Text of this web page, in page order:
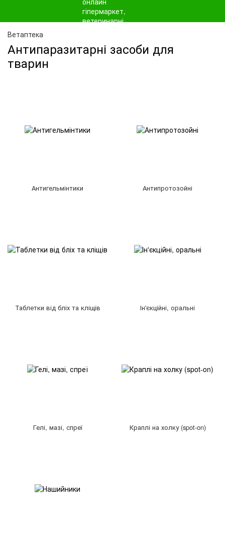
Ветаптека
Антипаразитарні засоби для
тварин
Антигельмінтики Антипротозойні
Таблетки від бліх та кліщів Ін'єкційні, оральні
Гелі, мазі, спреї Краплі на холку (spot-on)